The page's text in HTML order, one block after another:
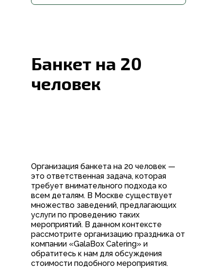
Банкет на 20
человек
Организация банкета на 20 человек —
это ответственная задача, которая
требует внимательного подхода ко
всем деталям. В Москве существует
множество заведений, предлагающих
услуги по проведению таких
мероприятий. В данном контексте
рассмотрите организацию праздника от
компании «GalaBox Catering» и
обратитесь к нам для обсуждения
стоимости подобного мероприятия.